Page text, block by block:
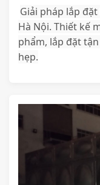
Giải pháp lắp
Hà Nội. Thiết kế
phẩm, lắp đặt
hẹp.